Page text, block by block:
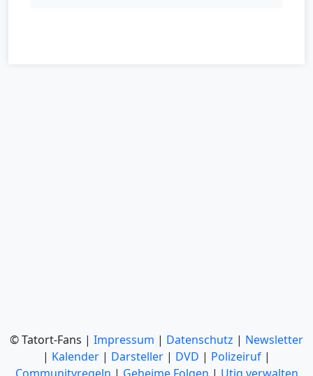
© Tatort-Fans | Impressum | Datenschutz | Newsletter
| Kalender | Darsteller | DVD | Polizeiruf |